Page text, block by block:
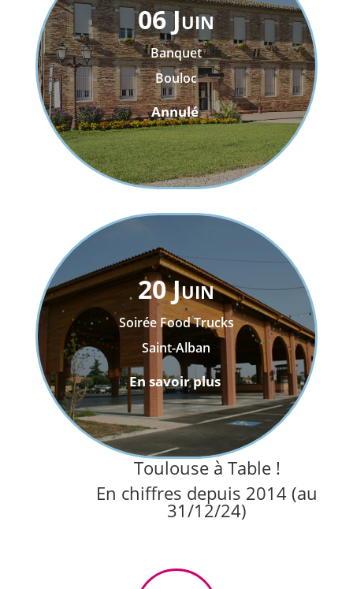
06 Juin
Banquet
Bouloc
Annulé
20 Juin
Soirée Food Trucks
Saint-Alban
En savoir plus
Toulouse à Table !
En chiffres depuis 2014 (au
31/12/24)